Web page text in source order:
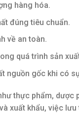
hàng hóa.
đúng tiêu chuẩn.
về an toàn.
quá trình sản
nguồn gốc khi có
thực phẩm, dược
xuất khẩu, việc